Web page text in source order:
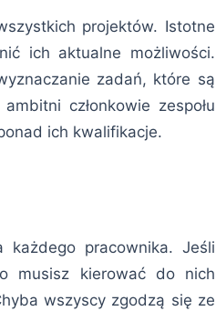
projektów. Istotne
ich aktualne możliwości.
zadań, które są
członkowie zespołu
ich kwalifikacje.
pracownika. Jeśli
musisz kierować do nich
wszyscy zgodzą się ze